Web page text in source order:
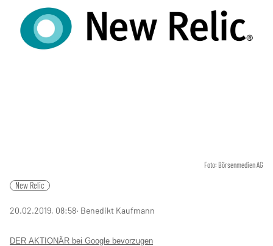
Foto: Börsenmedien AG
New Relic
20.02.2019, 08:58‧ Benedikt Kaufmann
DER AKTIONÄR bei Google bevorzugen